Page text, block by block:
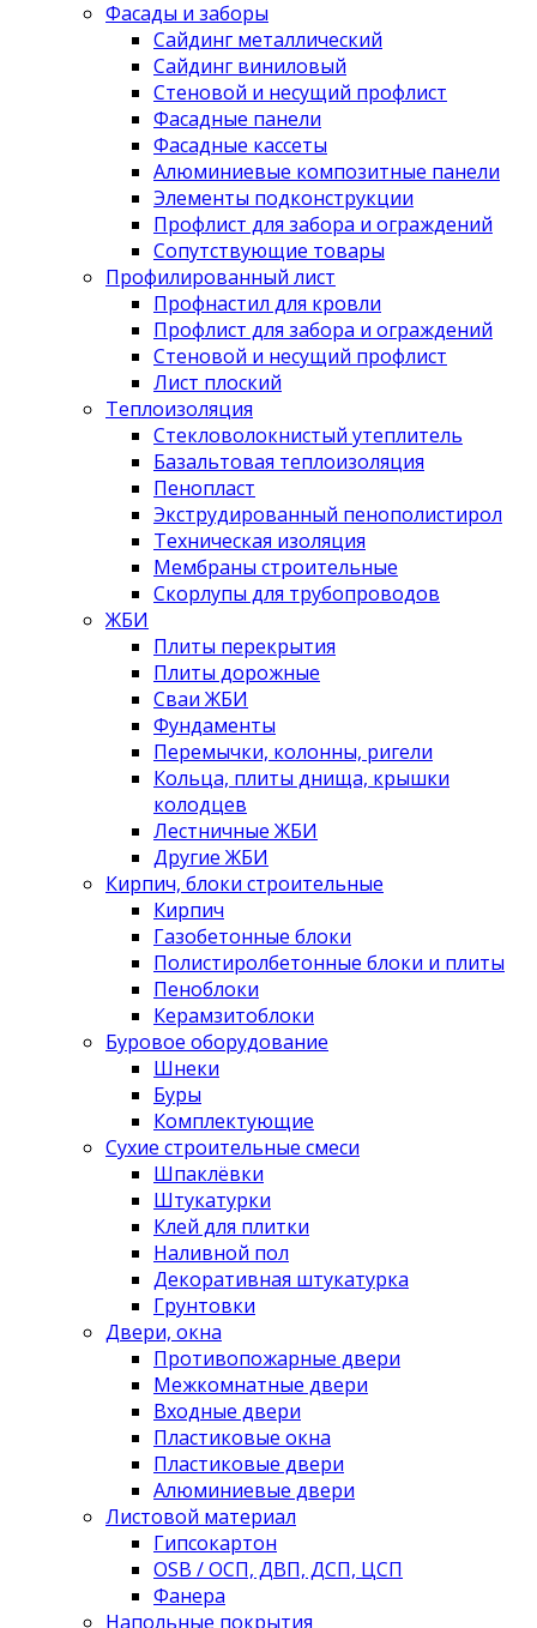
Фасады и заборы
Сайдинг металлический
Сайдинг виниловый
Стеновой и несущий профлист
Фасадные панели
Фасадные кассеты
Алюминиевые композитные панели
Элементы подконструкции
Профлист для забора и ограждений
Сопутствующие товары
Профилированный лист
Профнастил для кровли
Профлист для забора и ограждений
Стеновой и несущий профлист
Лист плоский
Теплоизоляция
Стекловолокнистый утеплитель
Базальтовая теплоизоляция
Пенопласт
Экструдированный пенополистирол
Техническая изоляция
Мембраны строительные
Скорлупы для трубопроводов
ЖБИ
Плиты перекрытия
Плиты дорожные
Сваи ЖБИ
Фундаменты
Перемычки, колонны, ригели
Кольца, плиты днища, крышки
колодцев
Лестничные ЖБИ
Другие ЖБИ
Кирпич, блоки строительные
Кирпич
Газобетонные блоки
Полистиролбетонные блоки и плиты
Пеноблоки
Керамзитоблоки
Буровое оборудование
Шнеки
Буры
Комплектующие
Сухие строительные смеси
Шпаклёвки
Штукатурки
Клей для плитки
Наливной пол
Декоративная штукатурка
Грунтовки
Двери, окна
Противопожарные двери
Межкомнатные двери
Входные двери
Пластиковые окна
Пластиковые двери
Алюминиевые двери
Листовой материал
Гипсокартон
OSB / ОСП, ДВП, ДСП, ЦСП
Фанера
Напольные покрытия